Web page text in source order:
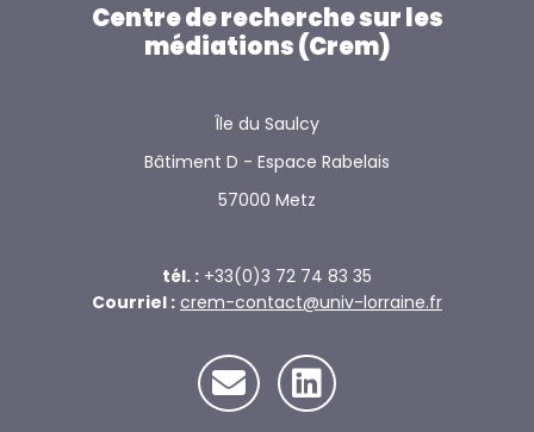
Centre de recherche sur les
médiations (Crem)
Île du Saulcy
Bâtiment D - Espace Rabelais
57000 Metz
tél. : +33(0)3 72 74 83 35
Courriel : crem-contact@univ-lorraine.fr